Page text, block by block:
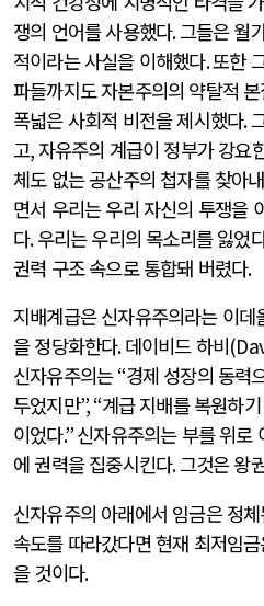
쟁의 언어를 사용했다.그들은 월
적이라는 사실을 이해했다.또한
파들까지도 자본주의의 약탈적
폭넓은 사회적 비전을 제시했다.
고,자유주의 계급이 정부가 강요
체도 없는 공산주의 첩자를 찾아
면서 우리는 우리 자신의 투쟁을
다.우리는 우리의 목소리를 잃었
권력 구조 속으로 통합돼 버렸다.
지배계급은 신자유주의라는 이
을 정당화한다.데이비드 하비
신자유주의는“경제 성장의 동력
두었지만”, “계급 지배를 복원하
이었다.”신자유주의는 부를 위로
에 권력을 집중시킨다.그것은 왕
신자유주의 아래에서 임금은 정
속도를 따라갔다면 현재 최저임
을 것이다.